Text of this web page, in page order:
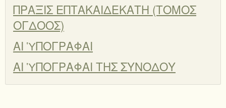
ΠΡΑΞΙΣ ΕΠΤΑΚΑΙΔΕΚΑΤΗ (ΤΟΜΟΣ
ΟΓΔΟΟΣ)
ΑΙ ὙΠΟΓΡΑΦΑΙ
ΑΙ ὙΠΟΓΡΑΦΑΙ ΤΗΣ ΣΥΝΟΔΟΥ